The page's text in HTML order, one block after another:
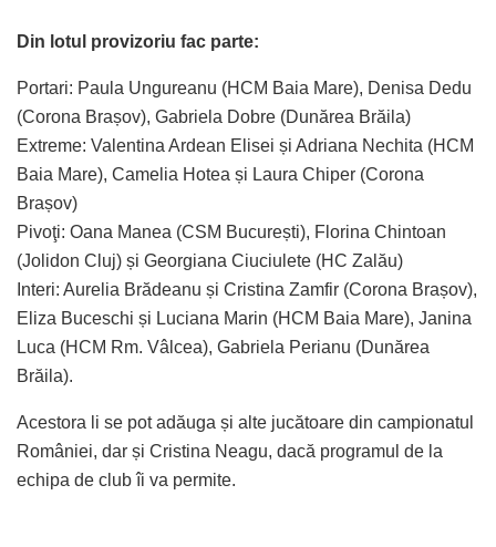
Din lotul provizoriu fac parte:
Portari: Paula Ungureanu (HCM Baia Mare), Denisa Dedu
(Corona Brașov), Gabriela Dobre (Dunărea Brăila)
Extreme: Valentina Ardean Elisei și Adriana Nechita (HCM
Baia Mare), Camelia Hotea și Laura Chiper (Corona
Brașov)
Pivoţi: Oana Manea (CSM București), Florina Chintoan
(Jolidon Cluj) și Georgiana Ciuciulete (HC Zalău)
Interi: Aurelia Brădeanu și Cristina Zamfir (Corona Brașov),
Eliza Buceschi și Luciana Marin (HCM Baia Mare), Janina
Luca (HCM Rm. Vâlcea), Gabriela Perianu (Dunărea
Brăila).
Acestora li se pot adăuga și alte jucătoare din campionatul
României, dar și Cristina Neagu, dacă programul de la
echipa de club îi va permite.